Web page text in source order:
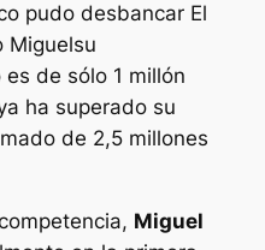
pudo desbancar El
Miguelsu
de sólo 1 millón
ha superado su
de 2,5 millones
Miguel